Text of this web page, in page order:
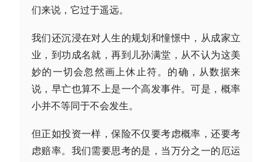
温度计
加入我们
们来说，它过于遥远。
我们还沉浸在对人生的规划和憧憬中，从成家立
业，到功成名就，再到儿孙满堂，从不认为这美
妙的一切会忽然画上休止符。的确，从数据来
说，早亡也算不上是一个高发事件。可是，概率
小并不等同于不会发生。
但正如投资一样，保险不仅要考虑概率，还要考
虑赔率。我们需要思考的是，当万分之一的厄运